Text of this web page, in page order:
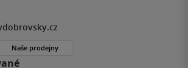
Naše prodejny